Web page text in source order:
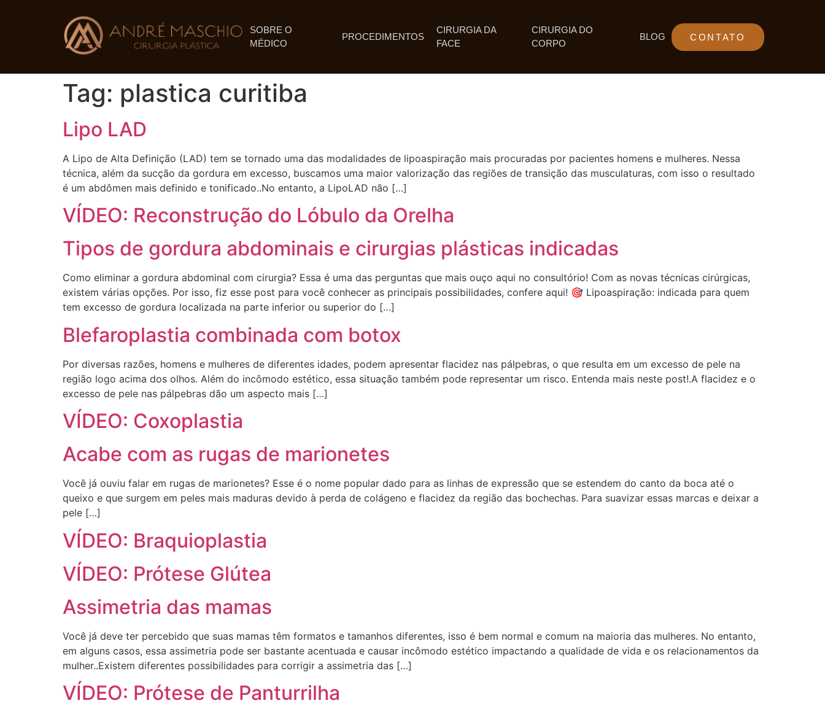
SOBRE O
MÉDICO
PROCEDIMENTOS
CIRURGIA DA
FACE
CIRURGIA DO
CORPO
BLOG CONTATO
Tag: plastica curitiba
Lipo LAD
A Lipo de Alta Definição (LAD) tem se tornado uma das modalidades de lipoaspiração mais procuradas por pacientes homens e mulheres. Nessa
técnica, além da sucção da gordura em excesso, buscamos uma maior valorização das regiões de transição das musculaturas, com isso o resultado
é um abdômen mais definido e tonificado..No entanto, a LipoLAD não […]
VÍDEO: Reconstrução do Lóbulo da Orelha
Tipos de gordura abdominais e cirurgias plásticas indicadas
Como eliminar a gordura abdominal com cirurgia? Essa é uma das perguntas que mais ouço aqui no consultório! Com as novas técnicas cirúrgicas,
existem várias opções. Por isso, fiz esse post para você conhecer as principais possibilidades, confere aqui! 🎯 Lipoaspiração: indicada para quem
tem excesso de gordura localizada na parte inferior ou superior do […]
Blefaroplastia combinada com botox
Por diversas razões, homens e mulheres de diferentes idades, podem apresentar flacidez nas pálpebras, o que resulta em um excesso de pele na
região logo acima dos olhos. Além do incômodo estético, essa situação também pode representar um risco. Entenda mais neste post!.A flacidez e o
excesso de pele nas pálpebras dão um aspecto mais […]
VÍDEO: Coxoplastia
Acabe com as rugas de marionetes
Você já ouviu falar em rugas de marionetes? Esse é o nome popular dado para as linhas de expressão que se estendem do canto da boca até o
queixo e que surgem em peles mais maduras devido à perda de colágeno e flacidez da região das bochechas. Para suavizar essas marcas e deixar a
pele […]
VÍDEO: Braquioplastia
VÍDEO: Prótese Glútea
Assimetria das mamas
Você já deve ter percebido que suas mamas têm formatos e tamanhos diferentes, isso é bem normal e comum na maioria das mulheres. No entanto,
em alguns casos, essa assimetria pode ser bastante acentuada e causar incômodo estético impactando a qualidade de vida e os relacionamentos da
mulher..Existem diferentes possibilidades para corrigir a assimetria das […]
VÍDEO: Prótese de Panturrilha